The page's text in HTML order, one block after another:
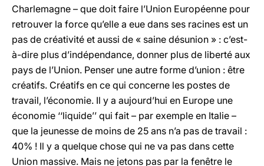
Charlemagne ­– que doit faire l’Union Européenne pour
retrouver la force qu’elle a eue dans ses racines est un
pas de créativité et aussi de « saine désunion » : c’est-
à-dire plus d’indépendance, donner plus de liberté aux
pays de l’Union. Penser une autre forme d’union : être
créatifs. Créatifs en ce qui concerne les postes de
travail, l’économie. Il y a aujourd’hui en Europe une
économie ‘‘liquide’’ qui fait – par exemple en Italie –
que la jeunesse de moins de 25 ans n’a pas de travail :
40% ! Il y a quelque chose qui ne va pas dans cette
Union massive. Mais ne jetons pas par la fenêtre le